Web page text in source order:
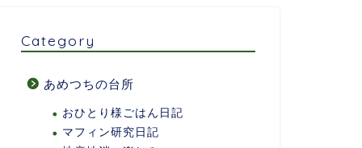
Category
あめつちの台所
おひとり様ごはん日記
マフィン研究日記